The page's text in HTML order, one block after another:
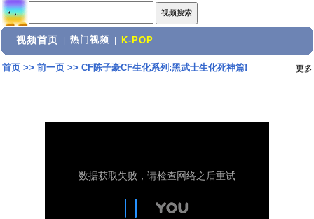
视频首页 热门视频 K-POP
首页>> 前一页>> CF陈子豪CF生化系列:黑武士生化死神篇! 更多